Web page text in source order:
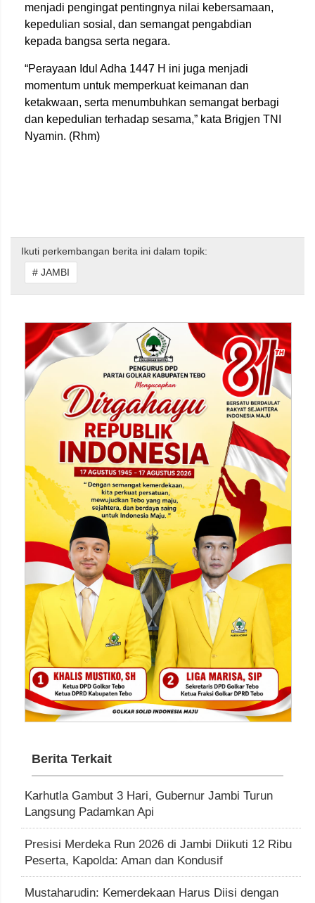
menjadi pengingat pentingnya nilai kebersamaan,
kepedulian sosial, dan semangat pengabdian
kepada bangsa serta negara.
“Perayaan Idul Adha 1447 H ini juga menjadi
momentum untuk memperkuat keimanan dan
ketakwaan, serta menumbuhkan semangat berbagi
dan kepedulian terhadap sesama,” kata Brigjen TNI
Nyamin. (Rhm)
Ikuti perkembangan berita ini dalam topik:
# JAMBI
Berita Terkait
Karhutla Gambut 3 Hari, Gubernur Jambi Turun
Langsung Padamkan Api
Presisi Merdeka Run 2026 di Jambi Diikuti 12 Ribu
Peserta, Kapolda: Aman dan Kondusif
Mustaharudin: Kemerdekaan Harus Diisi dengan